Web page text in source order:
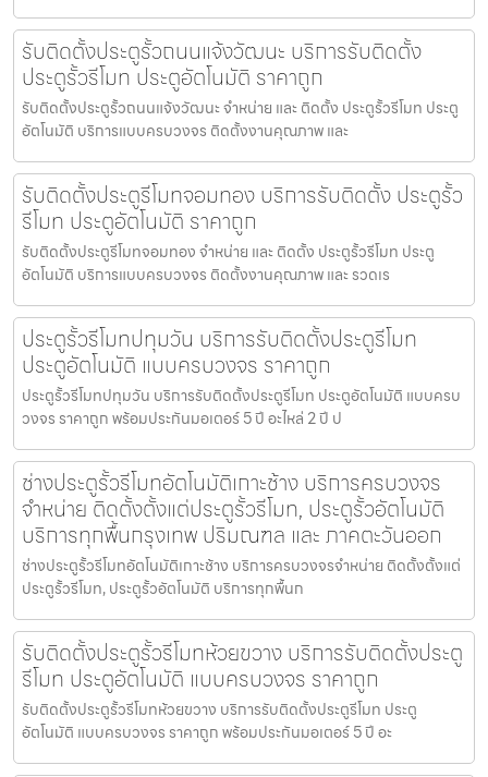
รับติดตั้งประตูรั้วถนนแจ้งวัฒนะ บริการรับติดตั้ง
ประตูรั้วรีโมท ประตูอัตโนมัติ ราคาถูก
รับติดตั้งประตูรั้วถนนแจ้งวัฒนะ จำหน่าย และ ติดตั้ง ประตูรั้วรีโมท ประตู
อัตโนมัติ บริการแบบครบวงจร ติดตั้งงานคุณภาพ และ
รับติดตั้งประตูรีโมทจอมทอง บริการรับติดตั้ง ประตูรั้ว
รีโมท ประตูอัตโนมัติ ราคาถูก
รับติดตั้งประตูรีโมทจอมทอง จำหน่าย และ ติดตั้ง ประตูรั้วรีโมท ประตู
อัตโนมัติ บริการแบบครบวงจร ติดตั้งงานคุณภาพ และ รวดเร
ประตูรั้วรีโมทปทุมวัน บริการรับติดตั้งประตูรีโมท
ประตูอัตโนมัติ แบบครบวงจร ราคาถูก
ประตูรั้วรีโมทปทุมวัน บริการรับติดตั้งประตูรีโมท ประตูอัตโนมัติ แบบครบ
วงจร ราคาถูก พร้อมประกันมอเตอร์ 5 ปี อะไหล่ 2 ปี ป
ช่างประตูรั้วรีโมทอัตโนมัติเกาะช้าง บริการครบวงจร
จำหน่าย ติดตั้งตั้งแต่ประตูรั้วรีโมท, ประตูรั้วอัตโนมัติ
บริการทุกพื้นกรุงเทพ ปริมณฑล และ ภาคตะวันออก
ช่างประตูรั้วรีโมทอัตโนมัติเกาะช้าง บริการครบวงจรจำหน่าย ติดตั้งตั้งแต่
ประตูรั้วรีโมท, ประตูรั้วอัตโนมัติ บริการทุกพื้นก
รับติดตั้งประตูรั้วรีโมทห้วยขวาง บริการรับติดตั้งประตู
รีโมท ประตูอัตโนมัติ แบบครบวงจร ราคาถูก
รับติดตั้งประตูรั้วรีโมทห้วยขวาง บริการรับติดตั้งประตูรีโมท ประตู
อัตโนมัติ แบบครบวงจร ราคาถูก พร้อมประกันมอเตอร์ 5 ปี อะ